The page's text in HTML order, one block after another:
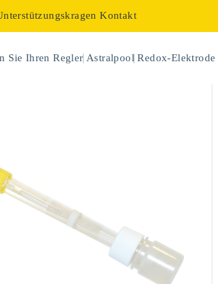
Kontakt
Sie Ihren Regler Astralpool Redox-